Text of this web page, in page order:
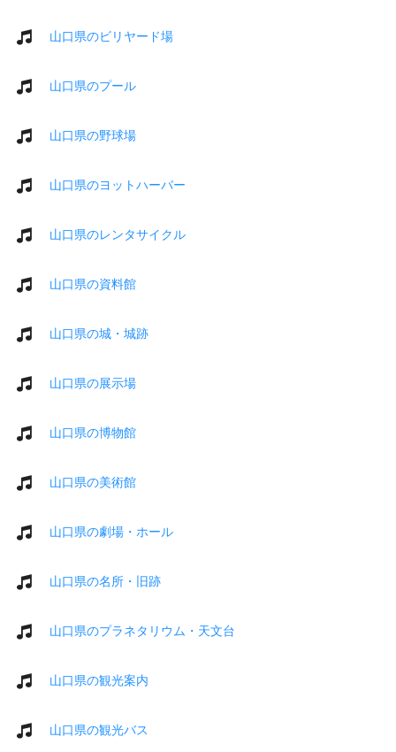
山口県のビリヤード場
山口県のプール
山口県の野球場
山口県のヨットハーバー
山口県のレンタサイクル
山口県の資料館
山口県の城・城跡
山口県の展示場
山口県の博物館
山口県の美術館
山口県の劇場・ホール
山口県の名所・旧跡
山口県のプラネタリウム・天文台
山口県の観光案内
山口県の観光バス